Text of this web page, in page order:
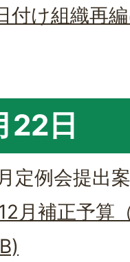
付け組織再
22日
定例会提出
月補正予算